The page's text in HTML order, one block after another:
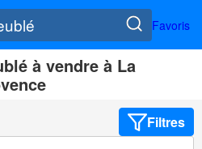
Favoris
à vendre à La
Filtres